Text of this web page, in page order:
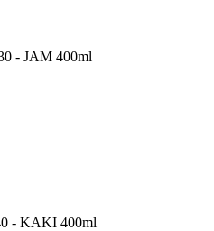
- JAM 400ml
- KAKI 400ml